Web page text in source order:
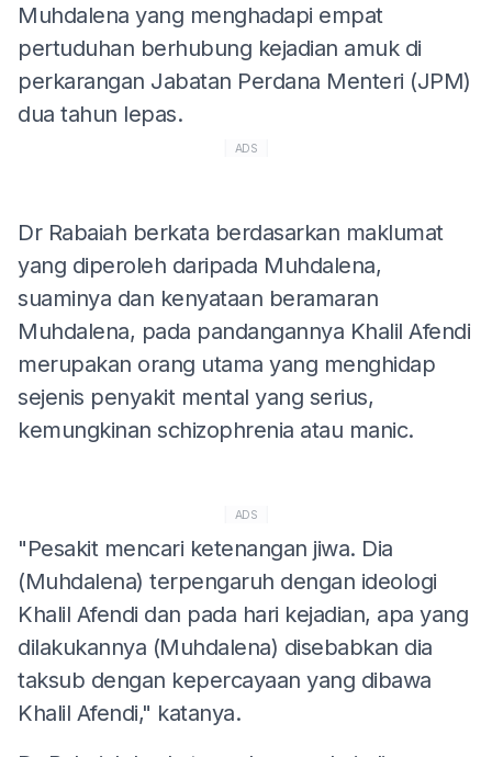
Muhdalena yang menghadapi empat
pertuduhan berhubung kejadian amuk di
perkarangan Jabatan Perdana Menteri (JPM)
dua tahun lepas.
ADS
Dr Rabaiah berkata berdasarkan maklumat
yang diperoleh daripada Muhdalena,
suaminya dan kenyataan beramaran
Muhdalena, pada pandangannya Khalil Afendi
merupakan orang utama yang menghidap
sejenis penyakit mental yang serius,
kemungkinan schizophrenia atau manic.
ADS
"Pesakit mencari ketenangan jiwa. Dia
(Muhdalena) terpengaruh dengan ideologi
Khalil Afendi dan pada hari kejadian, apa yang
dilakukannya (Muhdalena) disebabkan dia
taksub dengan kepercayaan yang dibawa
Khalil Afendi," katanya.